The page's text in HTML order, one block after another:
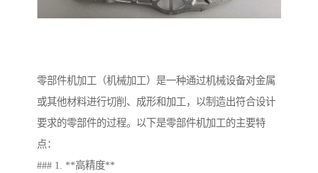
零部件机加工（机械加工）是一种通过机械设备对金属
或其他材料进行切削、成形和加工，以制造出符合设计
要求的零部件的过程。以下是零部件机加工的主要特
点：
### 1. **高精度**